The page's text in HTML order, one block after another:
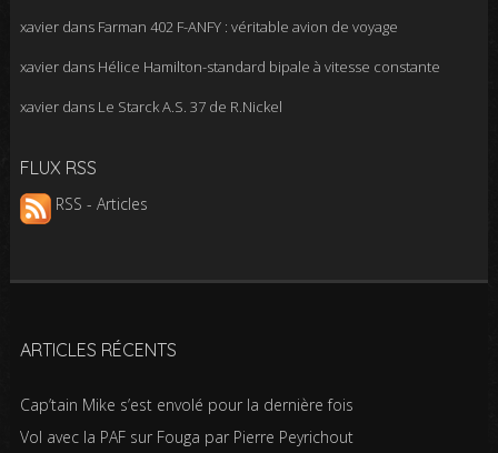
xavierdans Farman 402 F-ANFY : véritable avion de voyage
xavierdans Hélice Hamilton-standard bipale à vitesse constante
xavierdans Le Starck A.S. 37 de R.Nickel
FLUX RSS
RSS - Articles
ARTICLES RÉCENTS
Cap’tain Mike s’est envolé pour la dernière fois
Vol avec la PAF sur Fouga par Pierre Peyrichout